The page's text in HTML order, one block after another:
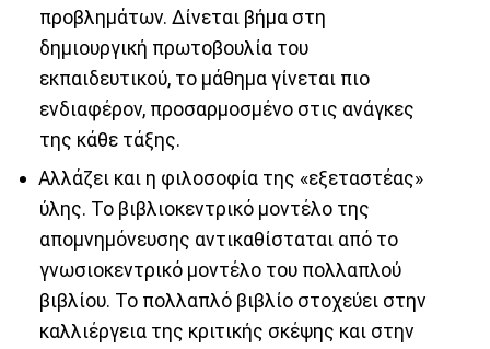
προβλημάτων. Δίνεται βήμα στη
δημιουργική πρωτοβουλία του
εκπαιδευτικού, το μάθημα γίνεται πιο
ενδιαφέρον, προσαρμοσμένο στις ανάγκες
της κάθε τάξης.
Αλλάζει και η φιλοσοφία της «εξεταστέας»
ύλης. Το βιβλιοκεντρικό μοντέλο της
απομνημόνευσης αντικαθίσταται από το
γνωσιοκεντρικό μοντέλο του πολλαπλού
βιβλίου. Το πολλαπλό βιβλίο στοχεύει στην
καλλιέργεια της κριτικής σκέψης και στην